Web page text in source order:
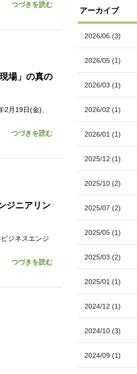
つづきを読む
場」の真の
月19日(金)、
つづきを読む
ジニアリン
ジネスエンジ
つづきを読む
アーカイブ
2026/06 (3)
2026/05 (1)
2026/03 (1)
2026/02 (1)
2026/01 (1)
2025/12 (1)
2025/10 (2)
2025/07 (2)
2025/05 (1)
2025/03 (2)
2025/01 (1)
2024/12 (1)
2024/10 (3)
2024/09 (1)